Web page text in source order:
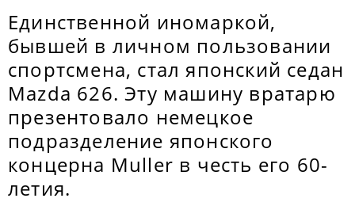
Единственной иномаркой,
бывшей в личном пользовании
спортсмена, стал японский седан
Mazda 626. Эту машину вратарю
презентовало немецкое
подразделение японского
концерна Muller в честь его 60-
летия.